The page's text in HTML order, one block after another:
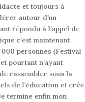
et toujours à
autour d’un
répondu à l’appel de
c’est maintenant
personnes (Festival
pourtant n’ayant
rassembler sous la
de l’éducation et crée
termine enfin mon